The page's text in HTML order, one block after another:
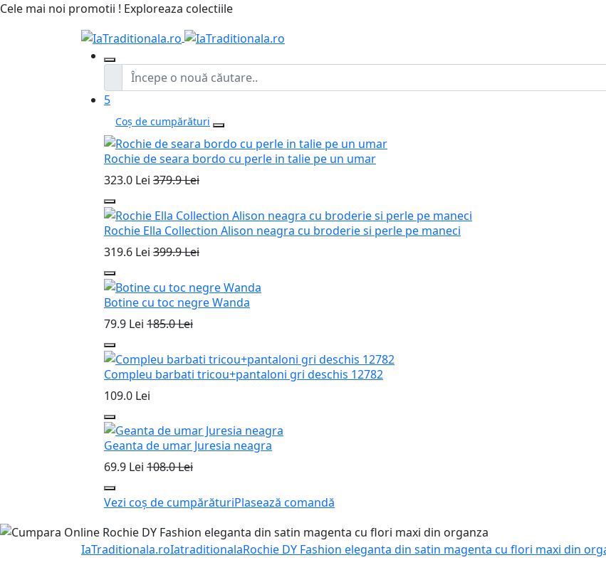
Cele mai noi promotii ! Exploreaza colectiile
5
Coș de cumpărături
Rochie de seara bordo cu perle in talie pe un umar
323.0 Lei 379.9 Lei
Rochie Ella Collection Alison neagra cu broderie si perle pe maneci
319.6 Lei 399.9 Lei
Botine cu toc negre Wanda
79.9 Lei 185.0 Lei
Compleu barbati tricou+pantaloni gri deschis 12782
109.0 Lei
Geanta de umar Juresia neagra
69.9 Lei 108.0 Lei
Vezi coș de cumpărăturiPlasează comandă
IaTraditionala.roIatraditionalaRochie DY Fashion eleganta din satin magenta cu flori maxi din